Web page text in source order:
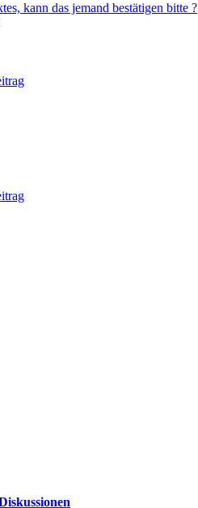
kann das jemand bestätigen bitte ?